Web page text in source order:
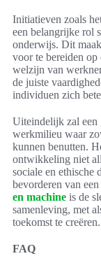
Initiatieven zoals
een belangrijke rol
onderwijs. Dit
voor te bereiden op
welzijn van
de juiste
individuen zich
Uiteindelijk zal een
werkmilieu waar
kunnen benutten.
ontwikkeling niet
sociale en ethische
bevorderen van een
en machine is de
samenleving, met
toekomst te creëren.
FAQ